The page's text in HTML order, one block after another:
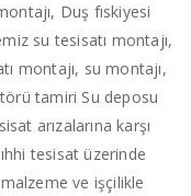
Duş fıskiyesi
su tesisatı montajı,
montajı, su montajı,
tamiri Su deposu
arızalarına karşı
tesisat üzerinde
ve işçilikle